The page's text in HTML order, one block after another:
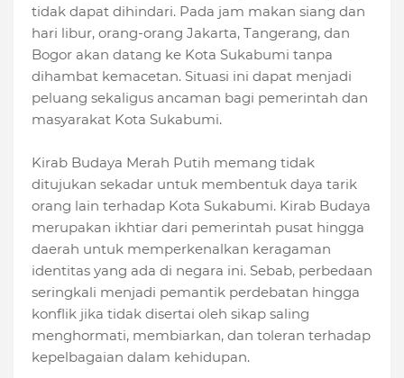
tidak dapat dihindari. Pada jam makan siang dan
hari libur, orang-orang Jakarta, Tangerang, dan
Bogor akan datang ke Kota Sukabumi tanpa
dihambat kemacetan. Situasi ini dapat menjadi
peluang sekaligus ancaman bagi pemerintah dan
masyarakat Kota Sukabumi.
Kirab Budaya Merah Putih memang tidak
ditujukan sekadar untuk membentuk daya tarik
orang lain terhadap Kota Sukabumi. Kirab Budaya
merupakan ikhtiar dari pemerintah pusat hingga
daerah untuk memperkenalkan keragaman
identitas yang ada di negara ini. Sebab, perbedaan
seringkali menjadi pemantik perdebatan hingga
konflik jika tidak disertai oleh sikap saling
menghormati, membiarkan, dan toleran terhadap
kepelbagaian dalam kehidupan.